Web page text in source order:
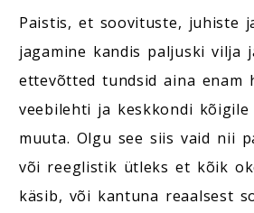
Paistis, et soovituste, juhiste
jagamine kandis paljuski vilja
ettevõtted tundsid aina enam
veebilehti ja keskkondi kõigile
muuta. Olgu see siis vaid nii
või reeglistik ütleks et kõik
käsib, või kantuna reaalsest